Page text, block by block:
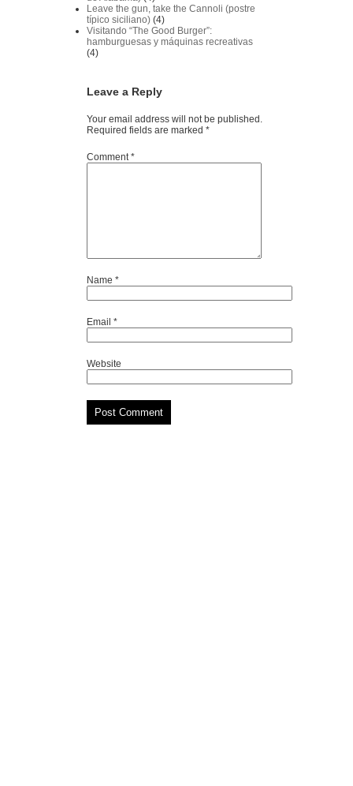
Leave the gun, take the Cannoli (postre
típico siciliano) (4)
Visitando “The Good Burger”:
hamburguesas y máquinas recreativas
(4)
Leave a Reply
Your email address will not be published.
Required fields are marked *
Comment*
Name *
Email *
Website